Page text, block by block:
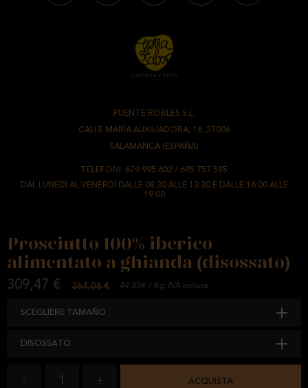
Prosciutto 100% iberico
alimentato a ghianda (disossato)
309,47 € 364,06 € 44,85€ / Kg. IVA inclusa
SCEGLIERE TAMAÑO
DISOSSATO
1
- + ACQUISTA
PUENTE ROBLES S.L.
CALLE MARÍA AUXILIADORA, 16. 37006
SALAMANCA (ESPAÑA)
TELEFONI. 679 995 602 / 695 757 585
DAL LUNEDÌ AL VENERDÌ DALLE 08:30 ALLE 13:30 E DALLE 16:00 ALLE
19:00